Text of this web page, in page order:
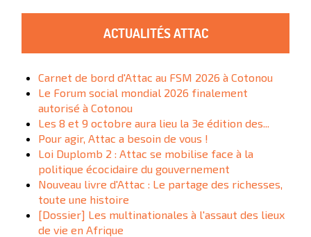
ACTUALITÉS ATTAC
Carnet de bord d'Attac au FSM 2026 à Cotonou
Le Forum social mondial 2026 finalement
autorisé à Cotonou
Les 8 et 9 octobre aura lieu la 3e édition des...
Pour agir, Attac a besoin de vous !
Loi Duplomb 2 : Attac se mobilise face à la
politique écocidaire du gouvernement
Nouveau livre d'Attac : Le partage des richesses,
toute une histoire
[Dossier] Les multinationales à l'assaut des lieux
de vie en Afrique